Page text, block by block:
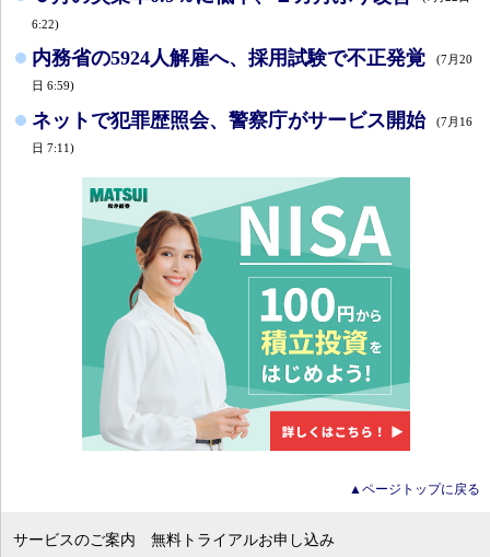
6:22)
内務省の5924人解雇へ、採用試験で不正発覚
(7月20
日 6:59)
ネットで犯罪歴照会、警察庁がサービス開始
(7月16
日 7:11)
▲ページトップに戻る
サービスのご案内 無料トライアルお申し込み